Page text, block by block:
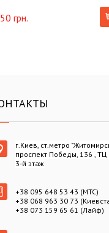
грн.
г.Киев, ст.метро
проспект Победы, 136 , ТЦ
3-й этаж
+38 095 648 53 43 (МТС)
+38 068 963 30 73
+38 073 159 65 61 (Лайф)